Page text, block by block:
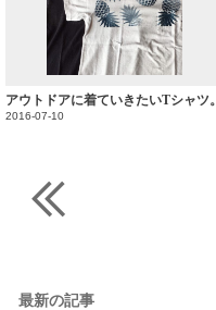
アウトドアに着ていきたいTシャツ。
2016-07-10
最新の記事